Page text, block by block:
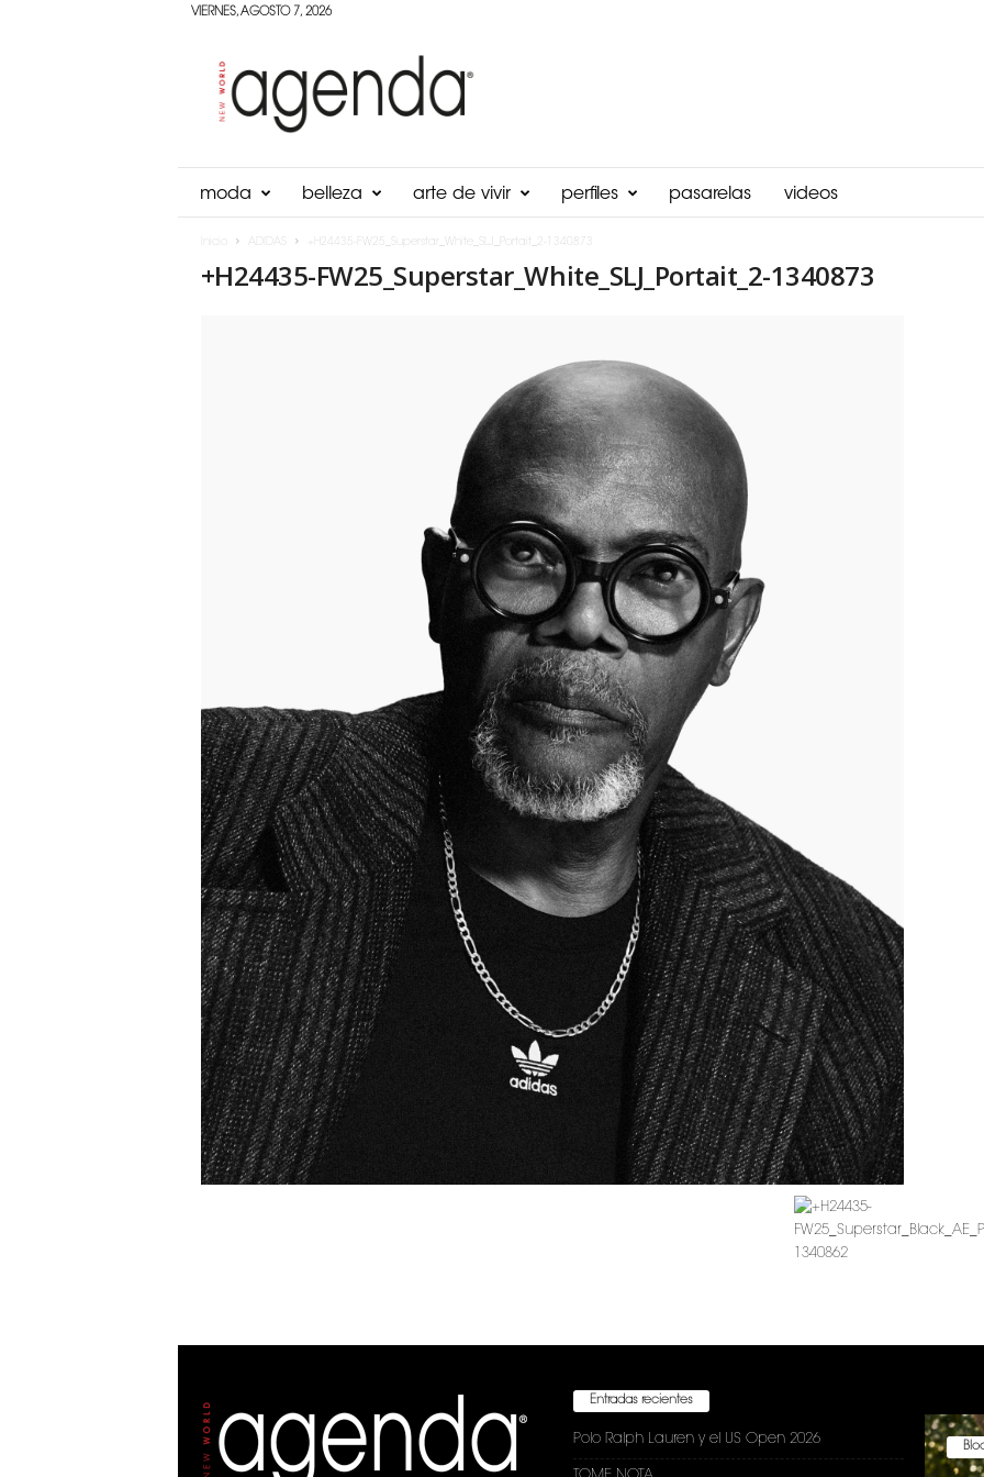
VIERNES, AGOSTO 7, 2026
Panama
moda belleza arte de vivir perfiles pasarelas videos
ADIDAS +H24435-FW25_Superstar_White_SLJ_Portait_2-1340873
+H24435-FW25_Superstar_White_SLJ_Portait_2-1340873
Entradas recientes
Polo Ralph Lauren y el US Open 2026